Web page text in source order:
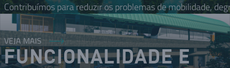
Contribuímos para reduzir os problemas de mobilidade,
VEJA MAIS
FUNCIONALIDADE E